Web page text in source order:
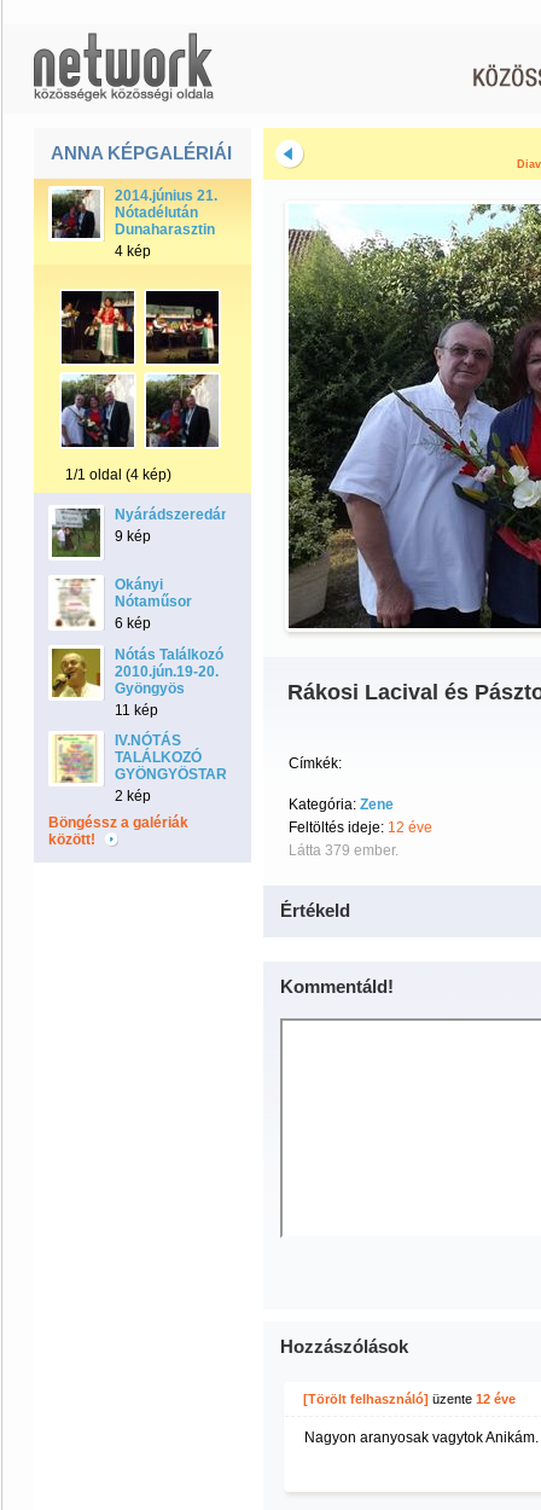
ANNA KÉPGALÉRIÁI
2014.június 21.
Nótadélután
Dunaharasztin
4 kép
1/1 oldal (4 kép)
Nyárádszeredán
9 kép
Okányi
Nótaműsor
6 kép
Nótás Találkozó
2010.jún.19-20.
Gyöngyös
11 kép
IV.NÓTÁS
TALÁLKOZÓ
GYÖNGYÖSTARJÁNBAN
2 kép
Böngéssz a galériák
között!
Rákosi Lacival és
Címkék:
Kategória: Zene
Feltöltés ideje: 12 éve
Látta 379 ember.
Értékeld
Kommentáld!
Hozzászólások
[Törölt felhasználó] üzente 12 éve
Nagyon aranyosak vagytok Anikám.